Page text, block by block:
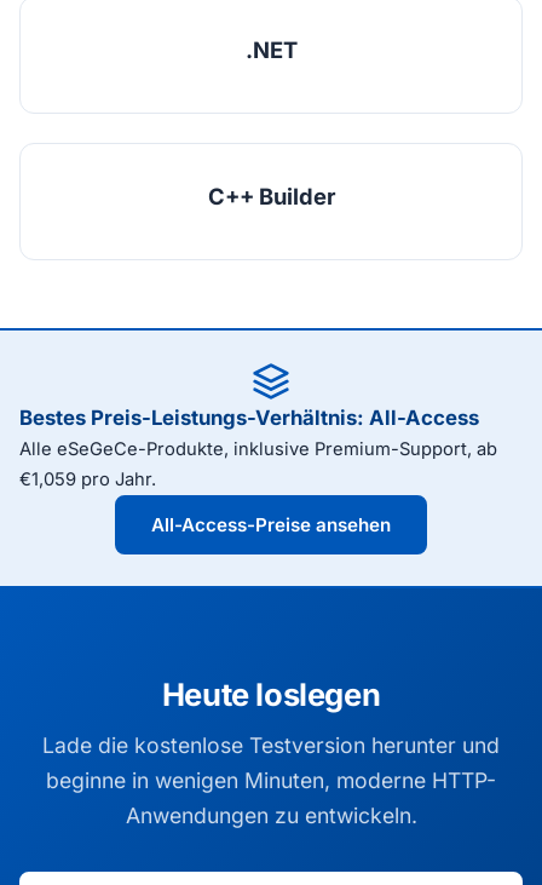
.NET
C++ Builder
Bestes Preis-Leistungs-Verhältnis: All-Access
Alle eSeGeCe-Produkte, inklusive Premium-Support, ab
€1,059 pro Jahr.
All-Access-Preise ansehen
Heute loslegen
Lade die kostenlose Testversion herunter und
beginne in wenigen Minuten, moderne HTTP-
Anwendungen zu entwickeln.